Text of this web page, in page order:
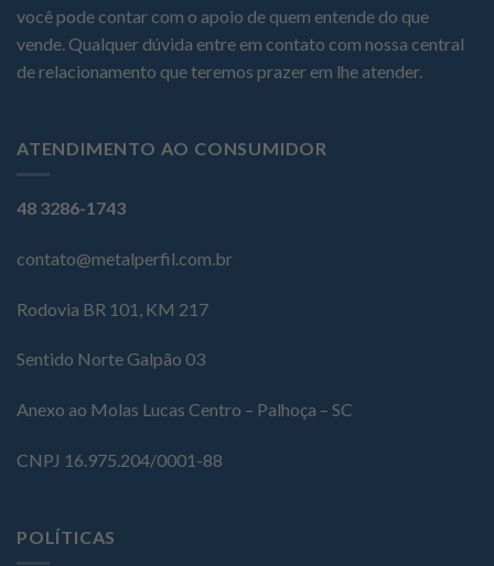
você pode contar com o apoio de quem entende do que
vende. Qualquer dúvida entre em contato com nossa central
de relacionamento que teremos prazer em lhe atender.
ATENDIMENTO AO CONSUMIDOR
48 3286-1743
contato@metalperfil.com.br
Rodovia BR 101, KM 217
Sentido Norte Galpão 03
Anexo ao Molas Lucas Centro – Palhoça – SC
CNPJ 16.975.204/0001-88
POLÍTICAS